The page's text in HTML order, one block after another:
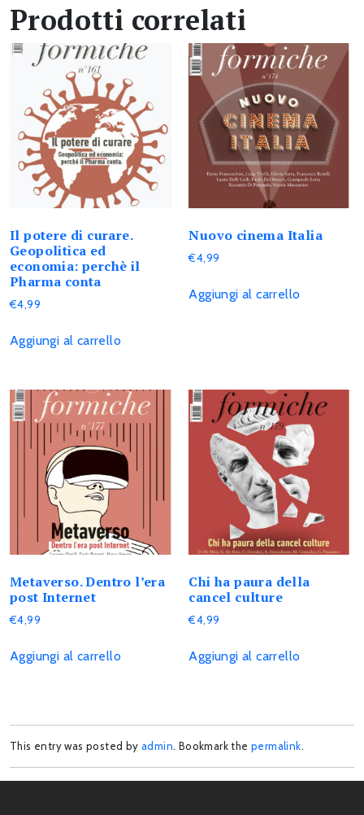
Prodotti correlati
Il potere di curare.
Geopolitica ed
economia: perchè il
Pharma conta
€4,99
Aggiungi al carrello
Nuovo cinema Italia
€4,99
Aggiungi al carrello
Metaverso. Dentro l’era
post Internet
€4,99
Aggiungi al carrello
Chi ha paura della
cancel culture
€4,99
Aggiungi al carrello
This entry was posted by admin. Bookmark thepermalink.